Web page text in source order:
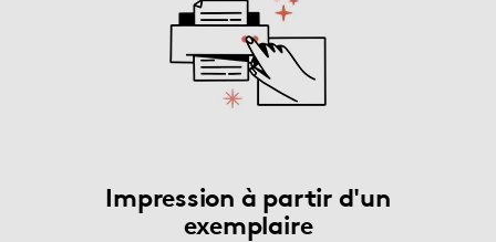
Impression à partir d'un
exemplaire